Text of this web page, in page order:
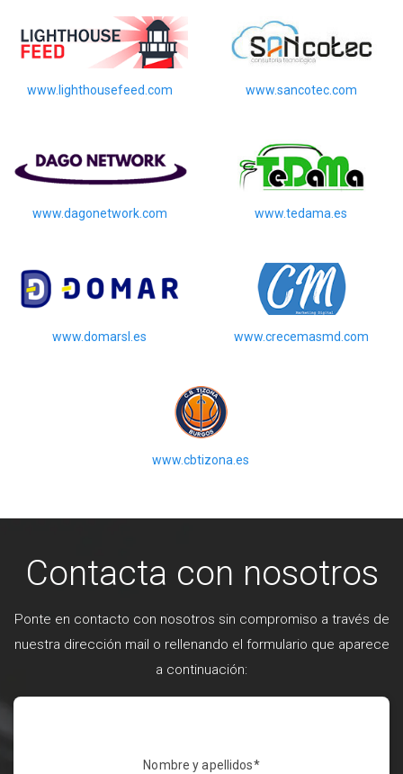
www.lighthousefeed.com www.sancotec.com
www.dagonetwork.com www.tedama.es
www.domarsl.es www.crecemasmd.com
www.cbtizona.es
Contacta con nosotros
Ponte en contacto con nosotros sin compromiso a través de
nuestra dirección mail o rellenando el formulario que aparece
a continuación:
Nombre y apellidos*